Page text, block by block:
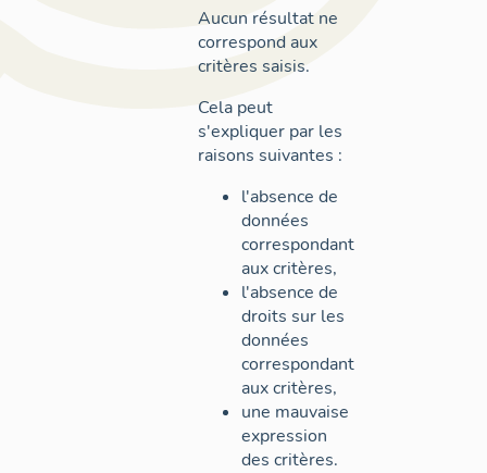
Aucun résultat ne
correspond aux
critères saisis.
Cela peut
s'expliquer par les
raisons suivantes :
l'absence de
données
correspondant
aux critères,
l'absence de
droits sur les
données
correspondant
aux critères,
une mauvaise
expression
des critères.